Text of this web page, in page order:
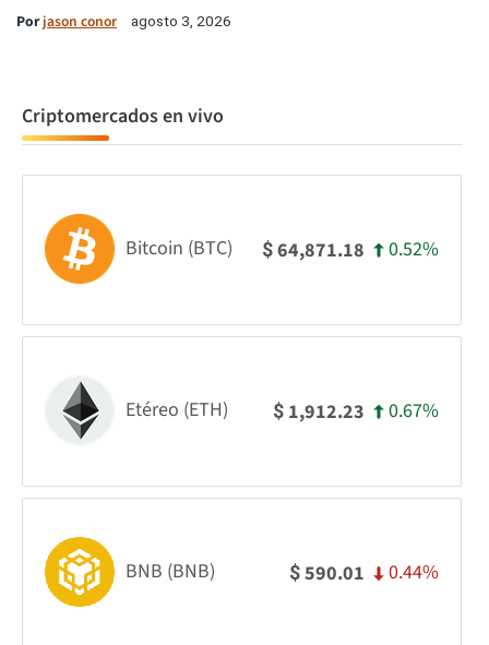
Porjason conor agosto 3, 2026
Criptomercados en vivo
Bitcoin (BTC) $64,871.18 0.52%
Etéreo (ETH) $ 1,912.23 0.67%
BNB (BNB) $590.01 0.44%